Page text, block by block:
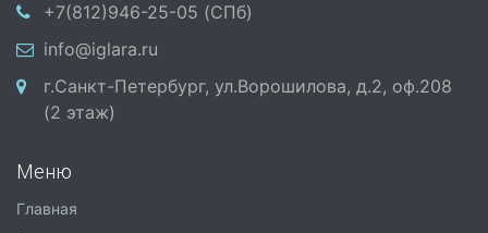
+7(812)946-25-05 (СПб)
info@iglara.ru
г.Санкт-Петербург, ул.Ворошилова, д.2, оф.208
(2 этаж)
Меню
Главная